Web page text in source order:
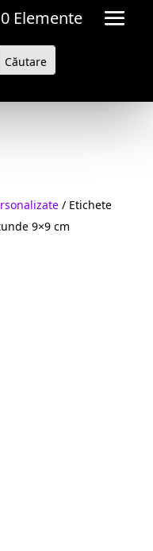
0 Elemente
/ Etichete
9×9 cm